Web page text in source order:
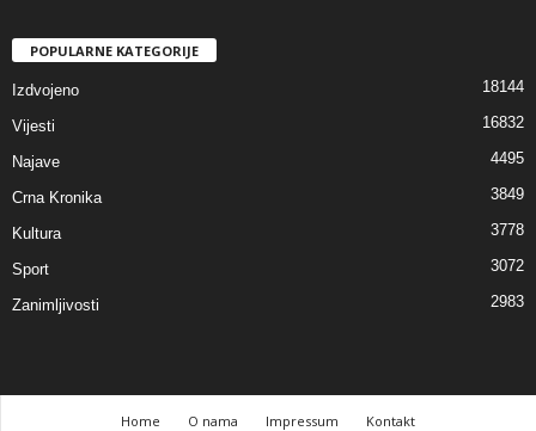
POPULARNE KATEGORIJE
Izdvojeno 18144
Vijesti 16832
Najave 4495
Crna Kronika 3849
Kultura 3778
Sport 3072
Zanimljivosti 2983
Home O nama Impressum Kontakt